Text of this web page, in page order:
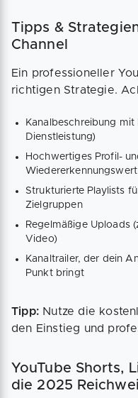
Tipps &
Channel
Ein professioneller
richtigen Strategie.
Kanalbeschreibung
Dienstleistung)
Hochwertiges Profil-
Wiedererkennungswert
Strukturierte Playlists
Zielgruppen
Regelmäßige Uploads
Video)
Kanaltrailer, der dein
Punkt bringt
Tipp: Nutze die
den Einstieg und
YouTube Shorts,
die 2025